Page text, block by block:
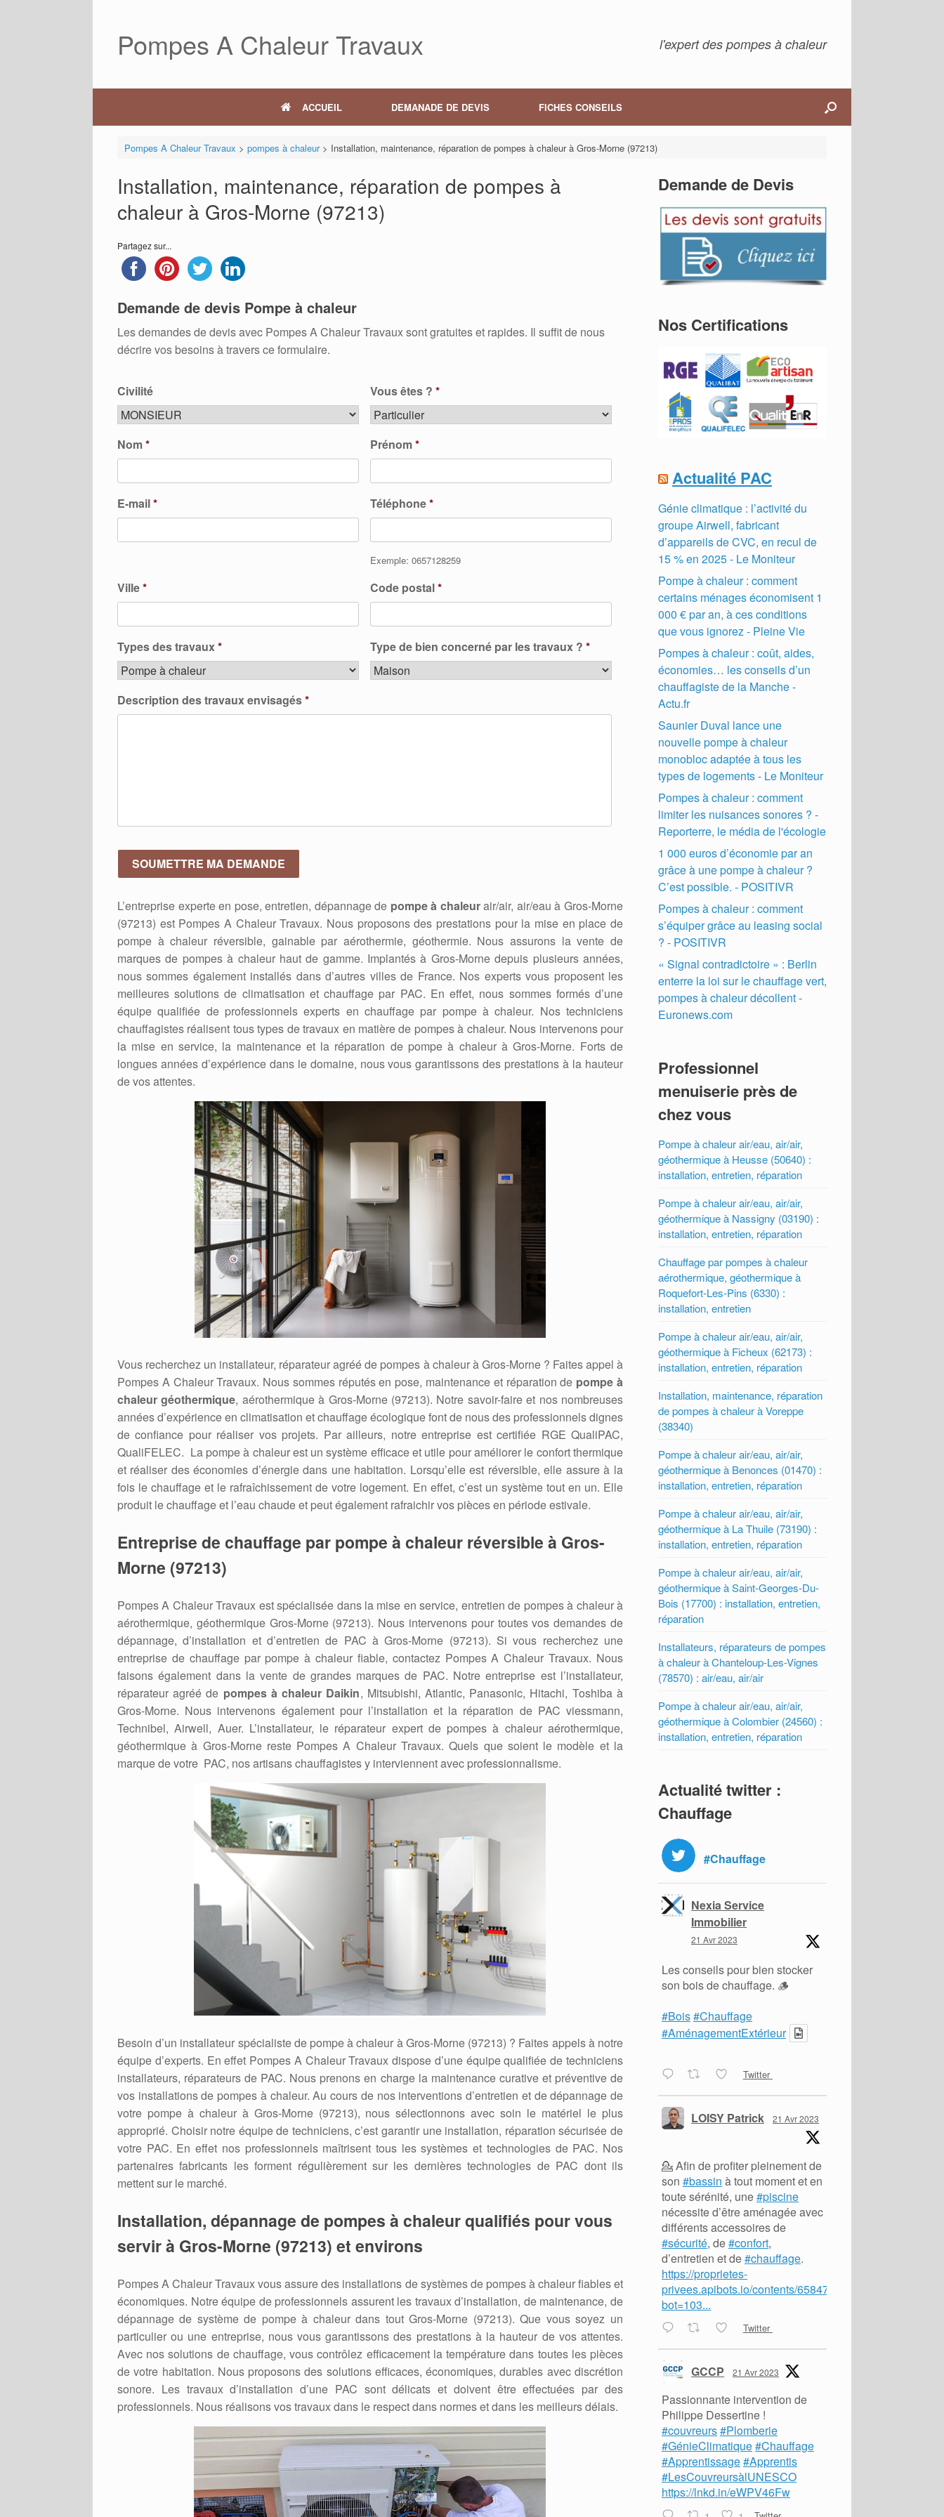
contentPompes A Chaleur Travaux l'expert des pompes à chaleur
ACCUEIL DEMANADE DE DEVIS FICHES CONSEILS
Pompes A Chaleur Travaux > pompes à chaleur> Installation, maintenance, réparation de pompes à chaleur à Gros-Morne (97213)
Installation, maintenance, réparation de pompes à
chaleur à Gros-Morne (97213)
Partagez sur...
Demande de devis Pompe à chaleur
Les demandes de devis avec Pompes A Chaleur Travaux sont gratuites et rapides. Il suffit de nous
décrire vos besoins à travers ce formulaire.
Civilité Vous êtes ? *
Nom* Prénom*
E-mail* Téléphone*
Exemple: 0657128259
Ville* Code postal*
Types des travaux* Type de bien concerné par les travaux ? *
Description des travaux envisagés*
L’entreprise experte en pose, entretien, dépannage de pompe à chaleurair/air, air/eau à Gros-Morne
(97213) est Pompes A Chaleur Travaux. Nous proposons des prestations pour la mise en place de
pompe à chaleur réversible, gainable par aérothermie, géothermie. Nous assurons la vente de
marques de pompes à chaleur haut de gamme. Implantés à Gros-Morne depuis plusieurs années,
nous sommes également installés dans d’autres villes de France. Nos experts vous proposent les
meilleures solutions de climatisation et chauffage par PAC. En effet, nous sommes formés d’une
équipe qualifiée de professionnels experts en chauffage par pompe à chaleur. Nos techniciens
chauffagistes réalisent tous types de travaux en matière de pompes à chaleur. Nous intervenons pour
la mise en service, la maintenance et la réparation de pompe à chaleur à Gros-Morne. Forts de
longues années d’expérience dans le domaine, nous vous garantissons des prestations à la hauteur
de vos attentes.
Vous recherchez un installateur, réparateur agréé de pompes à chaleur à Gros-Morne ? Faites appel à
Pompes A Chaleur Travaux. Nous sommes réputés en pose, maintenance et réparation de pompe à
chaleur géothermique, aérothermique à Gros-Morne (97213). Notre savoir-faire et nos nombreuses
années d’expérience en climatisation et chauffage écologique font de nous des professionnels dignes
de confiance pour réaliser vos projets. Par ailleurs, notre entreprise est certifiée RGE QualiPAC,
QualiFELEC. La pompe à chaleur est un système efficace et utile pour améliorer le confort thermique
et réaliser des économies d’énergie dans une habitation. Lorsqu’elle est réversible, elle assure à la
fois le chauffage et le rafraîchissement de votre logement. En effet, c’est un système tout en un. Elle
produit le chauffage et l’eau chaude et peut également rafraichir vos pièces en période estivale.
Entreprise de chauffage par pompe à chaleur réversible à Gros-
Morne (97213)
Pompes A Chaleur Travaux est spécialisée dans la mise en service, entretien de pompes à chaleur à
aérothermique, géothermique Gros-Morne (97213). Nous intervenons pour toutes vos demandes de
dépannage, d’installation et d’entretien de PAC à Gros-Morne (97213). Si vous recherchez une
entreprise de chauffage par pompe à chaleur fiable, contactez Pompes A Chaleur Travaux. Nous
faisons également dans la vente de grandes marques de PAC. Notre entreprise est l’installateur,
réparateur agréé de pompes à chaleur Daikin, Mitsubishi, Atlantic, Panasonic, Hitachi, Toshiba à
Gros-Morne. Nous intervenons également pour l’installation et la réparation de PAC viessmann,
Technibel, Airwell, Auer. L’installateur, le réparateur expert de pompes à chaleur aérothermique,
géothermique à Gros-Morne reste Pompes A Chaleur Travaux. Quels que soient le modèle et la
marque de votre PAC, nos artisans chauffagistes y interviennent avec professionnalisme.
Besoin d’un installateur spécialiste de pompe à chaleur à Gros-Morne (97213) ? Faites appels à notre
équipe d’experts. En effet Pompes A Chaleur Travaux dispose d’une équipe qualifiée de techniciens
installateurs, réparateurs de PAC. Nous prenons en charge la maintenance curative et préventive de
vos installations de pompes à chaleur. Au cours de nos interventions d’entretien et de dépannage de
votre pompe à chaleur à Gros-Morne (97213), nous sélectionnons avec soin le matériel le plus
approprié. Choisir notre équipe de techniciens, c’est garantir une installation, réparation sécurisée de
votre PAC. En effet nos professionnels maîtrisent tous les systèmes et technologies de PAC. Nos
partenaires fabricants les forment régulièrement sur les dernières technologies de PAC dont ils
mettent sur le marché.
Installation, dépannage de pompes à chaleur qualifiés pour vous
servir à Gros-Morne (97213) et environs
Pompes A Chaleur Travaux vous assure des installations de systèmes de pompes à chaleur fiables et
économiques. Notre équipe de professionnels assurent les travaux d’installation, de maintenance, de
dépannage de système de pompe à chaleur dans tout Gros-Morne (97213). Que vous soyez un
particulier ou une entreprise, nous vous garantissons des prestations à la hauteur de vos attentes.
Avec nos solutions de chauffage, vous contrôlez efficacement la température dans toutes les pièces
de votre habitation. Nous proposons des solutions efficaces, économiques, durables avec discrétion
sonore. Les travaux d’installation d’une PAC sont délicats et doivent être effectuées par des
professionnels. Nous réalisons vos travaux dans le respect dans normes et dans les meilleurs délais.
Demande de Devis
Nos Certifications
Actualité PAC
Génie climatique : l’activité du
groupe Airwell, fabricant
d’appareils de CVC, en recul de
15 % en 2025 - Le Moniteur
Pompe à chaleur : comment
certains ménages économisent 1
000 € par an, à ces conditions
que vous ignorez - Pleine Vie
Pompes à chaleur : coût, aides,
économies… les conseils d’un
chauffagiste de la Manche -
Actu.fr
Saunier Duval lance une
nouvelle pompe à chaleur
monobloc adaptée à tous les
types de logements - Le Moniteur
Pompes à chaleur : comment
limiter les nuisances sonores ? -
Reporterre, le média de l'écologie
1 000 euros d’économie par an
grâce à une pompe à chaleur ?
C’est possible. - POSITIVR
Pompes à chaleur : comment
s’équiper grâce au leasing social
? - POSITIVR
« Signal contradictoire » : Berlin
enterre la loi sur le chauffage vert,
pompes à chaleur décollent -
Euronews.com
Professionnel
menuiserie près de
chez vous
Pompe à chaleur air/eau, air/air,
géothermique à Heusse (50640) :
installation, entretien, réparation
Pompe à chaleur air/eau, air/air,
géothermique à Nassigny (03190) :
installation, entretien, réparation
Chauffage par pompes à chaleur
aérothermique, géothermique à
Roquefort-Les-Pins (6330) :
installation, entretien
Pompe à chaleur air/eau, air/air,
géothermique à Ficheux (62173) :
installation, entretien, réparation
Installation, maintenance, réparation
de pompes à chaleur à Voreppe
(38340)
Pompe à chaleur air/eau, air/air,
géothermique à Benonces (01470) :
installation, entretien, réparation
Pompe à chaleur air/eau, air/air,
géothermique à La Thuile (73190) :
installation, entretien, réparation
Pompe à chaleur air/eau, air/air,
géothermique à Saint-Georges-Du-
Bois (17700) : installation, entretien,
réparation
Installateurs, réparateurs de pompes
à chaleur à Chanteloup-Les-Vignes
(78570) : air/eau, air/air
Pompe à chaleur air/eau, air/air,
géothermique à Colombier (24560) :
installation, entretien, réparation
Actualité twitter :
Chauffage
#Chauffage
Nexia Service
Immobilier
21 Avr 2023
Les conseils pour bien stocker
son bois de chauffage. 🪵
#Bois#Chauffage
#AménagementExtérieur
Twitter
LOISY Patrick 21 Avr 2023
💁 Afin de profiter pleinement de
son#bassin à tout moment et en
toute sérénité, une#piscine
nécessite d’être aménagée avec
différents accessoires de
#sécurité, de#confort,
d’entretien et de#chauffage.
https://proprietes-
privees.apibots.io/contents/65847?
bot=103...
Twitter
GCCP 21 Avr 2023
Passionnante intervention de
Philippe Dessertine !
#couvreurs#Plomberie
#GénieClimatique#Chauffage
#Apprentissage#Apprentis
#LesCouvreursàlUNESCO
https://lnkd.in/eWPV46Fw